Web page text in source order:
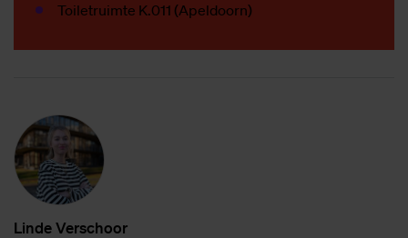
Toiletruimte K.011 (Apeldoorn)
Lin­de Ver­schoor